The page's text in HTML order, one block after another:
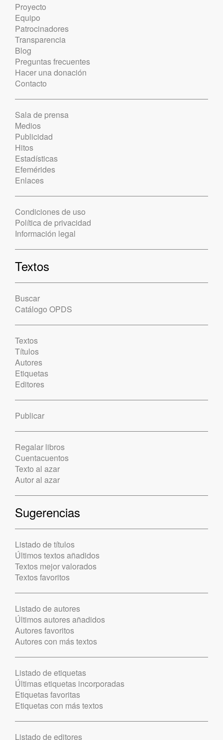
Proyecto
Equipo
Patrocinadores
Transparencia
Blog
Preguntas frecuentes
Hacer una donación
Contacto
Sala de prensa
Medios
Publicidad
Hitos
Estadísticas
Efemérides
Enlaces
Condiciones de uso
Política de privacidad
Información legal
Textos
Buscar
Catálogo OPDS
Textos
Títulos
Autores
Etiquetas
Editores
Publicar
Regalar libros
Cuentacuentos
Texto al azar
Autor al azar
Sugerencias
Listado de títulos
Últimos textos añadidos
Textos mejor valorados
Textos favoritos
Listado de autores
Últimos autores añadidos
Autores favoritos
Autores con más textos
Listado de etiquetas
Últimas etiquetas incorporadas
Etiquetas favoritas
Etiquetas con más textos
Listado de editores